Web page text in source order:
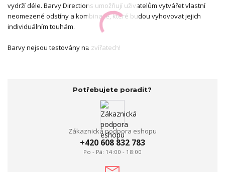
vydrží déle. Barvy Directions umožňují uživatelům vytvářet vlastní
neomezené odstíny a kombinace, které budou vyhovovat jejich
individuálním touhám.
Barvy nejsou testovány na zvířatech!
Potřebujete poradit?
Zákaznická podpora eshopu
+420 608 832 783
Po - Pá: 14:00 - 18:00